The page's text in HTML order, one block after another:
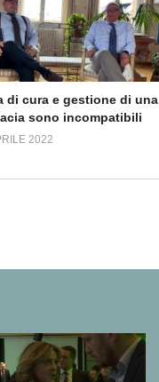
di cura e gestione di una
sono incompatibili
2022